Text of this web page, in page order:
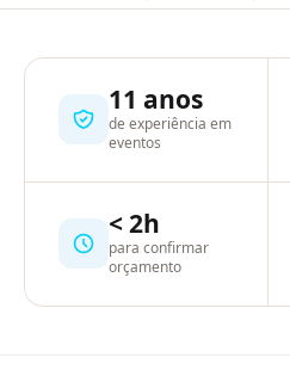
11 anos
de experiência em
eventos
< 2h
para confirmar
orçamento